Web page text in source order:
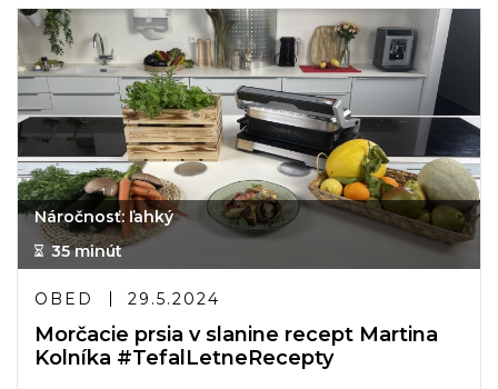
Náročnosť: ľahký
35 minút
OBED 29.5.2024
Morčacie prsia v slanine recept Martina
Kolníka #TefalLetneRecepty